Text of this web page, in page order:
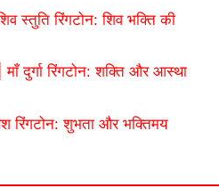
स्तुति रिंगटोन: शिव भक्ति की
दुर्गा रिंगटोन: शक्ति और आस्था
शुभता और भक्तिमय